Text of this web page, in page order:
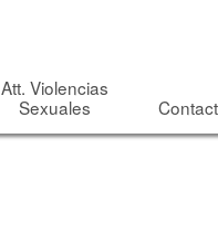
Att. Violencias
Sexuales